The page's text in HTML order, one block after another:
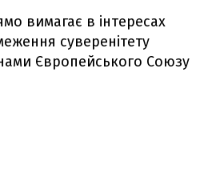
вимагає в інтересах
суверенітету
Європейського Союзу